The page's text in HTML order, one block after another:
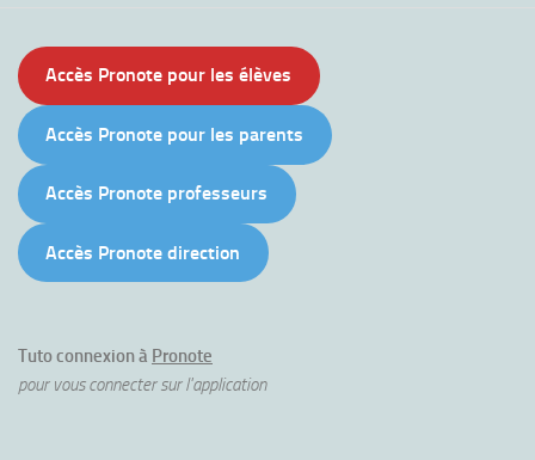
Accès Pronote pour les élèves
Accès Pronote pour les parents
Accès Pronote professeurs
Accès Pronote direction
Tuto connexion à Pronote
pour vous connecter sur l'application